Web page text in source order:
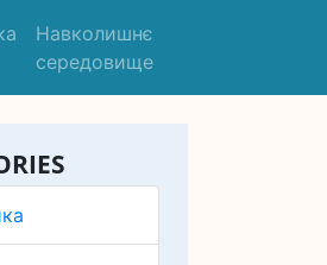
Навколишнє
середовище